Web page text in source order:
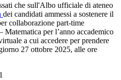
che sull'Albo ufficiale di ateneo
dei candidati ammessi a sostenere il
collaborazione part-time
per l’anno accademico
a cui accedere per prendere
27 ottobre 2025, alle ore